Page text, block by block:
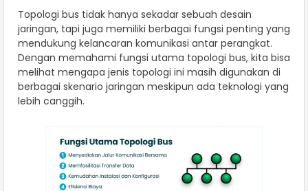
Topologi bus tidak hanya sekadar sebuah desain
jaringan, tapi juga memiliki berbagai fungsi penting yang
mendukung kelancaran komunikasi antar perangkat.
Dengan memahami fungsi utama topologi bus, kita bisa
melihat mengapa jenis topologi ini masih digunakan di
berbagai skenario jaringan meskipun ada teknologi yang
lebih canggih.